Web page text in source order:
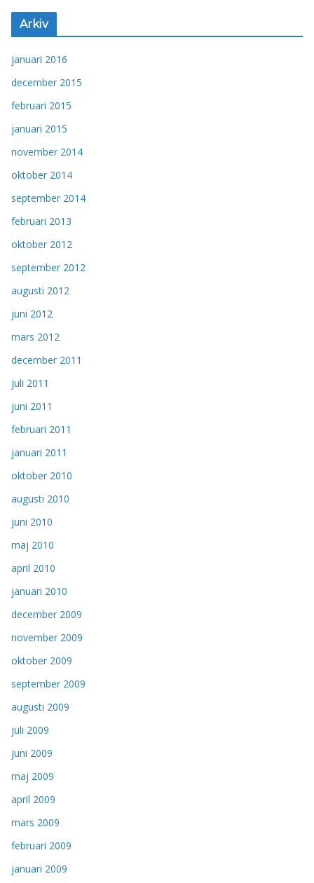
Arkiv
januari 2016
december 2015
februari 2015
januari 2015
november 2014
oktober 2014
september 2014
februari 2013
oktober 2012
september 2012
augusti 2012
juni 2012
mars 2012
december 2011
juli 2011
juni 2011
februari 2011
januari 2011
oktober 2010
augusti 2010
juni 2010
maj 2010
april 2010
januari 2010
december 2009
november 2009
oktober 2009
september 2009
augusti 2009
juli 2009
juni 2009
maj 2009
april 2009
mars 2009
februari 2009
januari 2009